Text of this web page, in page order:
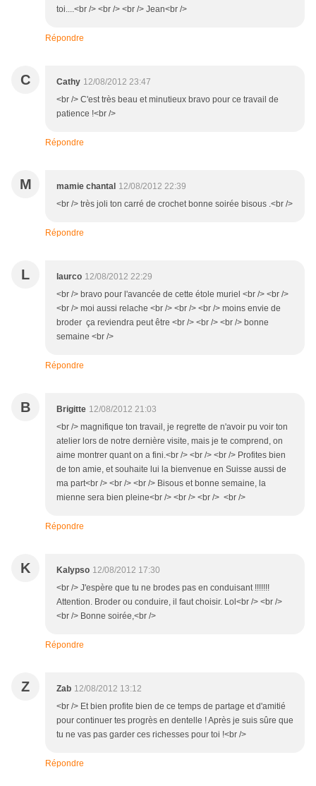
toi....<br /> <br /> <br /> Jean<br />
Répondre
C Cathy 12/08/2012 23:47
<br /> C'est très beau et minutieux bravo pour ce travail de
patience !<br />
Répondre
M mamie chantal 12/08/2012 22:39
<br /> très joli ton carré de crochet bonne soirée bisous .<br />
Répondre
L laurco 12/08/2012 22:29
<br /> bravo pour l'avancée de cette étole muriel <br /> <br />
<br /> moi aussi relache <br /> <br /> <br /> moins envie de
broder ça reviendra peut être <br /> <br /> <br /> bonne
semaine <br />
Répondre
B Brigitte 12/08/2012 21:03
<br /> magnifique ton travail, je regrette de n'avoir pu voir ton
atelier lors de notre dernière visite, mais je te comprend, on
aime montrer quant on a fini.<br /> <br /> <br /> Profites bien
de ton amie, et souhaite lui la bienvenue en Suisse aussi de
ma part<br /> <br /> <br /> Bisous et bonne semaine, la
mienne sera bien pleine<br /> <br /> <br /> <br />
Répondre
K Kalypso 12/08/2012 17:30
<br /> J'espère que tu ne brodes pas en conduisant !!!!!!!
Attention. Broder ou conduire, il faut choisir. Lol<br /> <br />
<br /> Bonne soirée,<br />
Répondre
Z Zab 12/08/2012 13:12
<br /> Et bien profite bien de ce temps de partage et d'amitié
pour continuer tes progrès en dentelle ! Après je suis sûre que
tu ne vas pas garder ces richesses pour toi !<br />
Répondre